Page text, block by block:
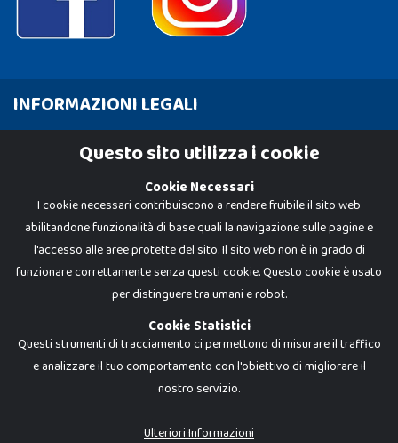
INFORMAZIONI LEGALI
Cookie Policy
Dadi e Mattoncini è un brand di Giocabene Srl. Ogni riproduzione o utilizzo non
I prezzi e le promozioni pubblicate potrebbero differire da quanto esposto in
Questo sito utilizza i cookie
Cookie Necessari
I cookie necessari contribuiscono a rendere fruibile il sito web
abilitandone funzionalità di base quali la navigazione sulle pagine e
l'accesso alle aree protette del sito. Il sito web non è in grado di
funzionare correttamente senza questi cookie. Questo cookie è usato
per distinguere tra umani e robot.
Cookie Statistici
Questi strumenti di tracciamento ci permettono di misurare il traffico
e analizzare il tuo comportamento con l'obiettivo di migliorare il
nostro servizio.
Ulteriori Informazioni